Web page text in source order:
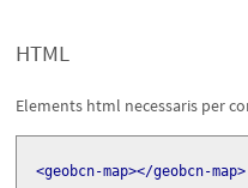
HTML
Elements html necessaris per
<geobcn-map></geobcn-map>